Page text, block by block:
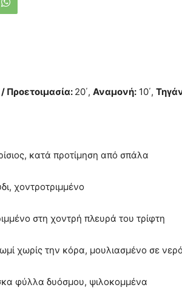
Προετοιμασία: 20΄, Αναμονή: 10΄,
κατά προτίμηση από σπάλα
χοντροτριμμένο
στη χοντρή πλευρά του τρίφτη
χωρίς την κόρα, μουλιασμένο σε
φύλλα δυόσμου, ψιλοκομμένα